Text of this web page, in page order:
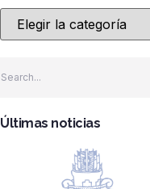
Últimas noticias